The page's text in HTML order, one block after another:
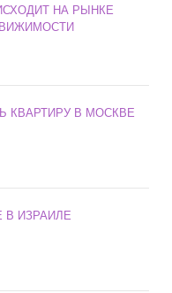
НА РЫНКЕ
КВАРТИРУ В МОСКВЕ
В ИЗРАИЛЕ